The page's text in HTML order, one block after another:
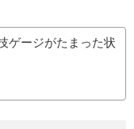
ゲージがたまった状